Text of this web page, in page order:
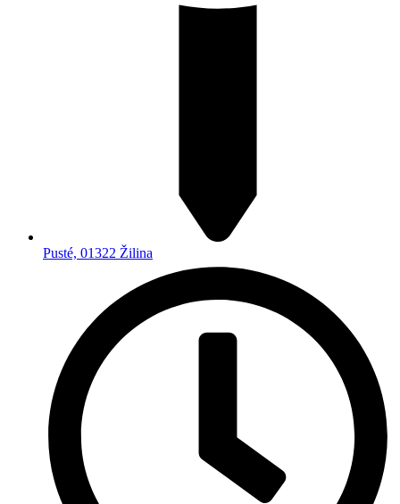
Pusté, 01322 Žilina